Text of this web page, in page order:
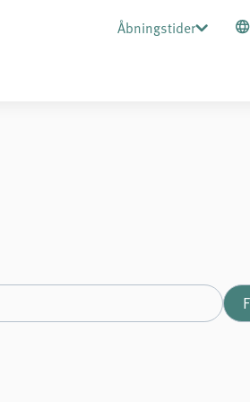
Åbningstider